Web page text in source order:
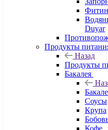
Duyar
Продукты
Назад
Продукты
Бакалея
Соусы
Крупа
Кофе